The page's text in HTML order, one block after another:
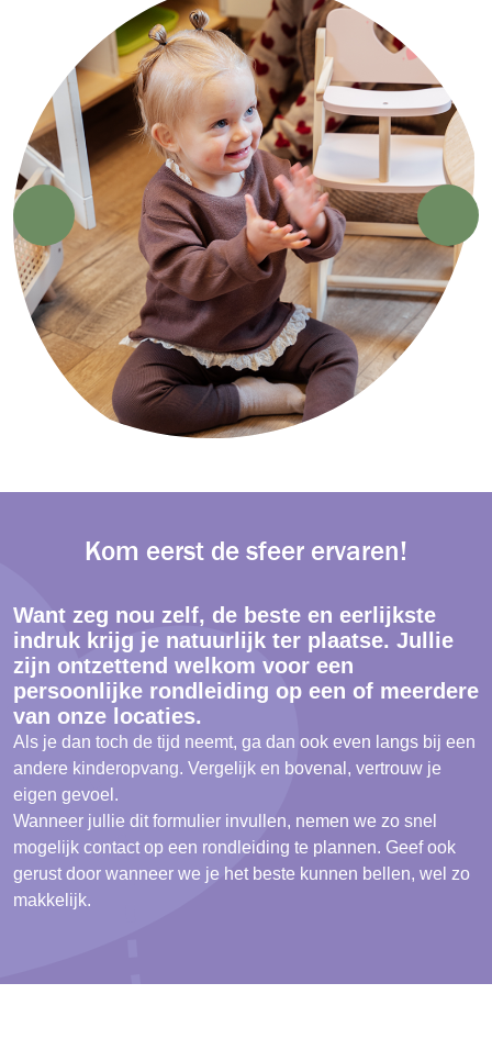
Kom eerst de sfeer ervaren!
Want zeg nou zelf, de beste en eerlijkste
indruk krijg je natuurlijk ter plaatse. Jullie
zijn ontzettend welkom voor een
persoonlijke rondleiding op een of meerdere
van onze locaties.
Als je dan toch de tijd neemt, ga dan ook even langs bij een
andere kinderopvang. Vergelijk en bovenal, vertrouw je
eigen gevoel.
Wanneer jullie dit formulier invullen, nemen we zo snel
mogelijk contact op een rondleiding te plannen. Geef ook
gerust door wanneer we je het beste kunnen bellen, wel zo
makkelijk.